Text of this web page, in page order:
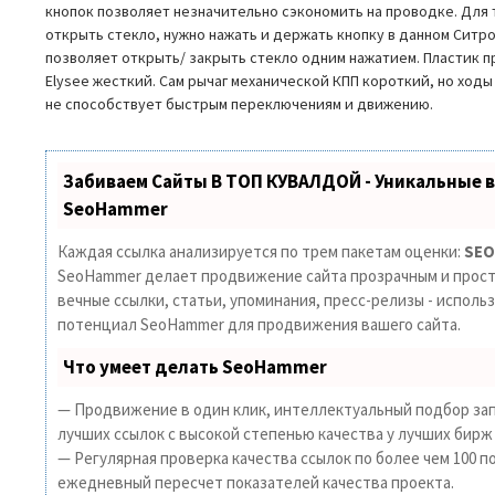
кнопок позволяет незначительно сэкономить на проводке. Для
открыть стекло, нужно нажать и держать кнопку в данном
позволяет открыть/ закрыть стекло одним нажатием. Пластик
Elysee жесткий. Сам рычаг механической КПП короткий, но
не способствует быстрым переключениям и движению.
Забиваем Сайты В ТОП КУВАЛДОЙ - Уникальные
SeoHammer
Каждая ссылка анализируется по трем пакетам оценки:
SeoHammer делает продвижение сайта прозрачным и
вечные ссылки, статьи, упоминания, пресс-релизы -
потенциал SeoHammer для продвижения вашего сайта.
Что умеет делать SeoHammer
— Продвижение в один клик, интеллектуальный подбор
лучших ссылок с высокой степенью качества у лучших
— Регулярная проверка качества ссылок по более чем 100
ежедневный пересчет показателей качества проекта.